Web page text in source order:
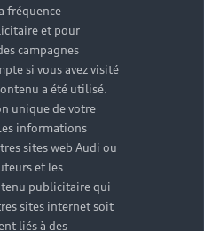
fréquence
et pour
campagnes
si vous avez visité
a été utilisé.
unique de votre
informations
sites web Audi ou
et les
publicitaire qui
sites internet soit
liés à des